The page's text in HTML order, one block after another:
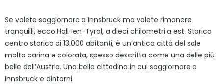
Se volete soggiornare a Innsbruck ma volete rimanere
tranquilli, ecco Hall-en-Tyrol, a dieci chilometri a est. Storico
centro storico di 13.000 abitanti, è un’antica città del sale
molto carina e colorata, spesso descritta come una delle più
belle dell’Austria. Una bella cittadina in cui soggiornare a
Innsbruck e dintorni.